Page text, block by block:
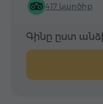
417 կարծիք
Գինը ըստ